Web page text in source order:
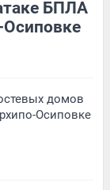
БПЛА
домов
Осиповке